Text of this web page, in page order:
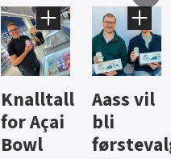
Brus og
jus fra
Berentsen
Hard
iste fra
Hansa